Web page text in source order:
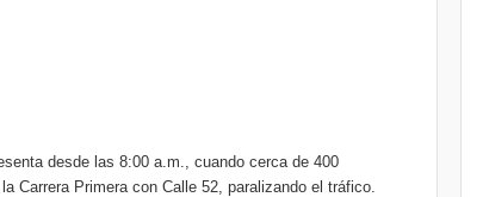
desde las 8:00 a.m., cuando cerca de 400
Carrera Primera con Calle 52, paralizando el tráfico.